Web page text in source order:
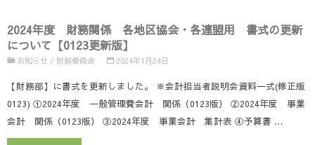
い
て
新
書
式
の
新
財
務
関
係
2024年度 財務関係 各地区協会・各連盟用 書式の更新
について【0123更新版】
お知らせ / 財務委員会 2024年1月24日
【財務部】に書式を更新しました。 ※会計担当者説明会資料一式(修正版
0123) ①2024年度 一般管理費会計 関係（0123版） ②2024年度 事業
会計 関係（0123版） ③2024年度 事業会計 集計表 ④予算書 …